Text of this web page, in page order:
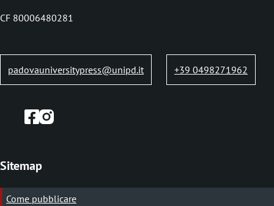
p
n
e
CF 80006480281
padovauniversitypress@unipd.it +39 0498271962
Sitemap
Come pubblicare